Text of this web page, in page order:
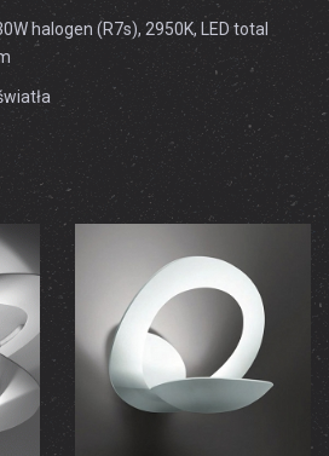
halogen (R7s), 2950K, LED total